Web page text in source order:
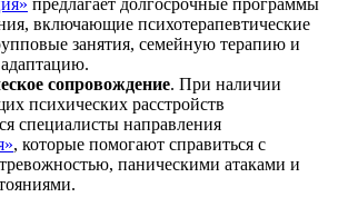
предлагает долгосрочные программы
включающие психотерапевтические
занятия, семейную терапию и
сопровождение. При наличии
психических расстройств
специалисты направления
, которые помогают справиться с
паническими атаками и